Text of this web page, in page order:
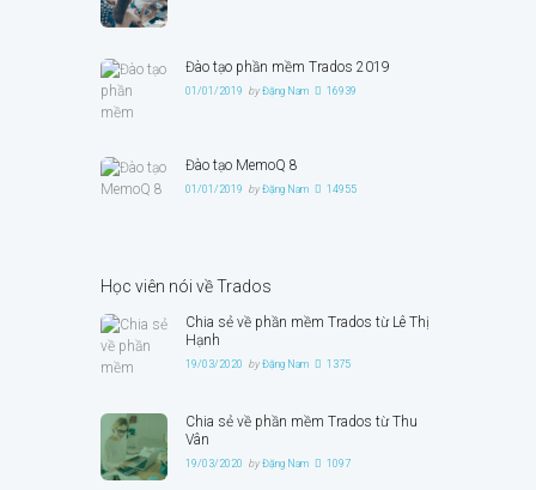
Đào tạo phần mềm Trados 2019
01/01/2019 byĐặng Nam 16939
Đào tạo MemoQ 8
01/01/2019 byĐặng Nam 14955
Học viên nói về Trados
Chia sẻ về phần mềm Trados từ Lê Thị
Hạnh
19/03/2020 byĐặng Nam 1375
Chia sẻ về phần mềm Trados từ Thu
Vân
19/03/2020 byĐặng Nam 1097